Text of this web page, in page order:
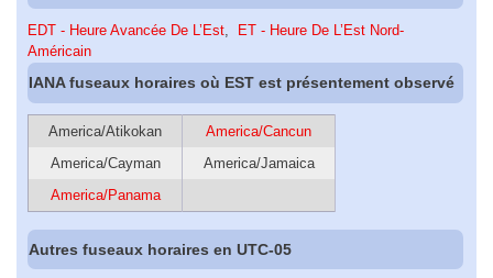
EDT - Heure Avancée De L’Est,
ET - Heure De L’Est Nord-
Américain
IANA fuseaux horaires où EST est présentement observé
America/Atikokan
America/Cancun
America/Cayman
America/Jamaica
America/Panama
Autres fuseaux horaires en UTC-05